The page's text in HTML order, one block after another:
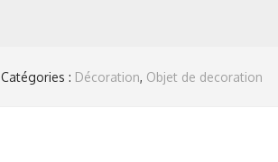
Catégories : Décoration, Objet de decoration